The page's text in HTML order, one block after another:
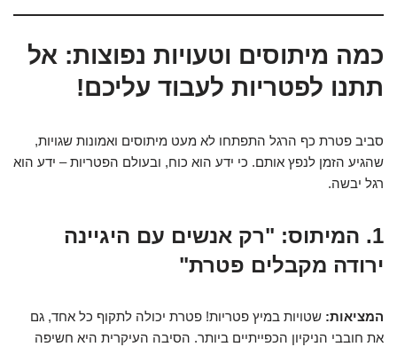
כמה מיתוסים וטעויות נפוצות: אל
תתנו לפטריות לעבוד עליכם!
סביב פטרת כף הרגל התפתחו לא מעט מיתוסים ואמונות שגויות,
שהגיע הזמן לנפץ אותם. כי ידע הוא כוח, ובעולם הפטריות – ידע הוא
רגל יבשה.
1. המיתוס: "רק אנשים עם היגיינה
ירודה מקבלים פטרת"
המציאות: שטויות במיץ פטריות! פטרת יכולה לתקוף כל אחד, גם
את חובבי הניקיון הכפייתיים ביותר. הסיבה העיקרית היא חשיפה